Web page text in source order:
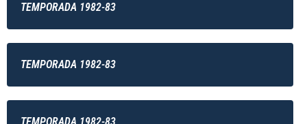
TEMPORADA 1982-83
TEMPORADA 1982-83